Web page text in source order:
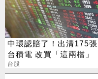
中環認賠了！出清175張
台積電 改買「這兩檔」
台股